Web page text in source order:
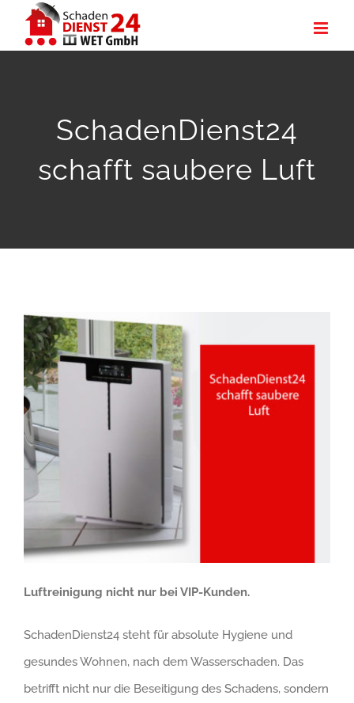
Inhalt
SchadenDienst24
schafft saubere Luft
Luftreinigung nicht nur bei VIP-Kunden.
SchadenDienst24 steht für absolute Hygiene und
gesundes Wohnen, nach dem Wasserschaden. Das
betrifft nicht nur die Beseitigung des Schadens, sondern